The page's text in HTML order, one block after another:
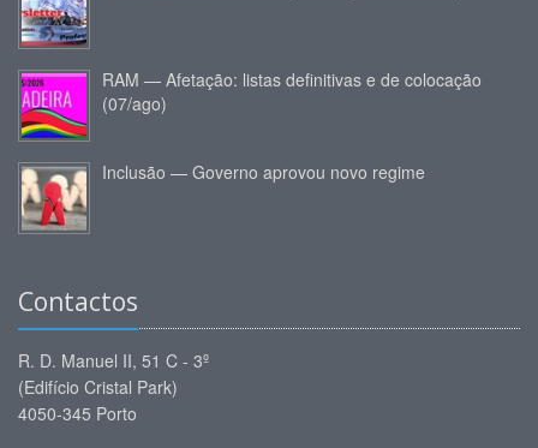
RAM — Afetação: listas definitivas e de colocação
(07/ago)
Inclusão — Governo aprovou novo regime
Contactos
R. D. Manuel II, 51 C - 3º
(Edifício Cristal Park)
4050-345 Porto